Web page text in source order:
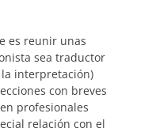
es reunir unas
sea traductor
interpretación)
con breves
profesionales
relación con el